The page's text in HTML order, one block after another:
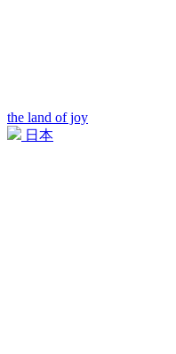
the land of joy
日本